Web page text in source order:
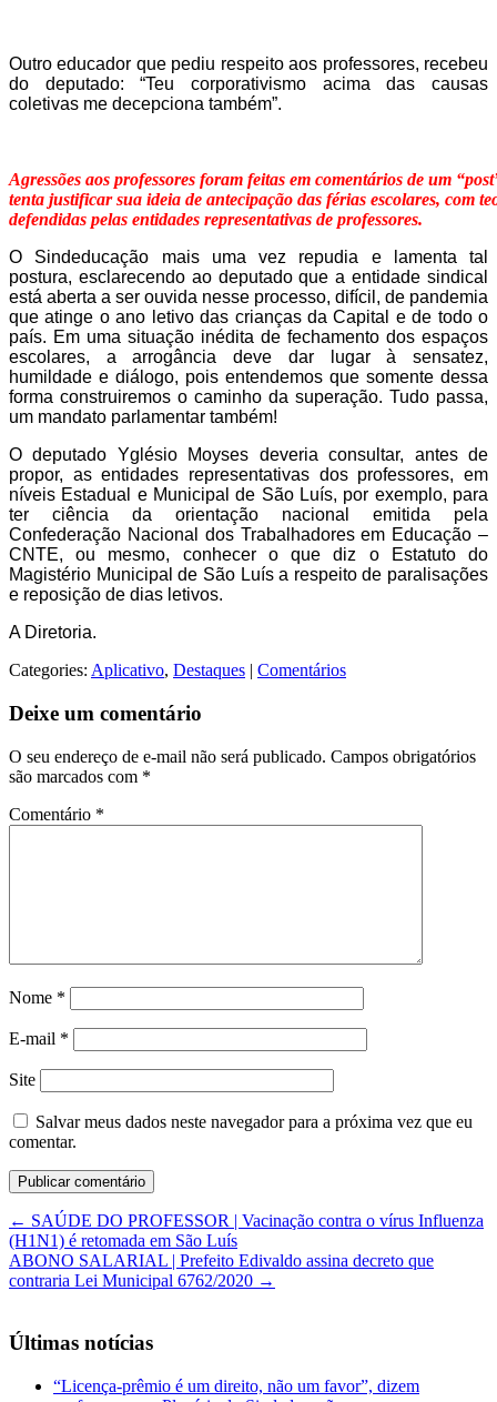
Outro educador que pediu respeito aos professores, recebeu
do deputado: “Teu corporativismo acima das causas
coletivas me decepciona também”.
Agressões aos professores foram feitas em comentários de um
tenta justificar sua ideia de antecipação das férias escolares, com
defendidas pelas entidades representativas de professores.
O Sindeducação mais uma vez repudia e lamenta tal
postura, esclarecendo ao deputado que a entidade sindical
está aberta a ser ouvida nesse processo, difícil, de pandemia
que atinge o ano letivo das crianças da Capital e de todo o
país. Em uma situação inédita de fechamento dos espaços
escolares, a arrogância deve dar lugar à sensatez,
humildade e diálogo, pois entendemos que somente dessa
forma construiremos o caminho da superação. Tudo passa,
um mandato parlamentar também!
O deputado Yglésio Moyses deveria consultar, antes de
propor, as entidades representativas dos professores, em
níveis Estadual e Municipal de São Luís, por exemplo, para
ter ciência da orientação nacional emitida pela
Confederação Nacional dos Trabalhadores em Educação –
CNTE, ou mesmo, conhecer o que diz o Estatuto do
Magistério Municipal de São Luís a respeito de paralisações
e reposição de dias letivos.
A Diretoria.
Categories: Aplicativo, Destaques | Comentários
Deixe um comentário
O seu endereço de e-mail não será publicado. Campos obrigatórios
são marcados com *
Comentário *
Nome *
E-mail *
Site
Salvar meus dados neste navegador para a próxima vez que eu
comentar.
← SAÚDE DO PROFESSOR | Vacinação contra o vírus Influenza
(H1N1) é retomada em São Luís
ABONO SALARIAL | Prefeito Edivaldo assina decreto que
contraria Lei Municipal 6762/2020 →
Últimas notícias
“Licença-prêmio é um direito, não um favor”, dizem